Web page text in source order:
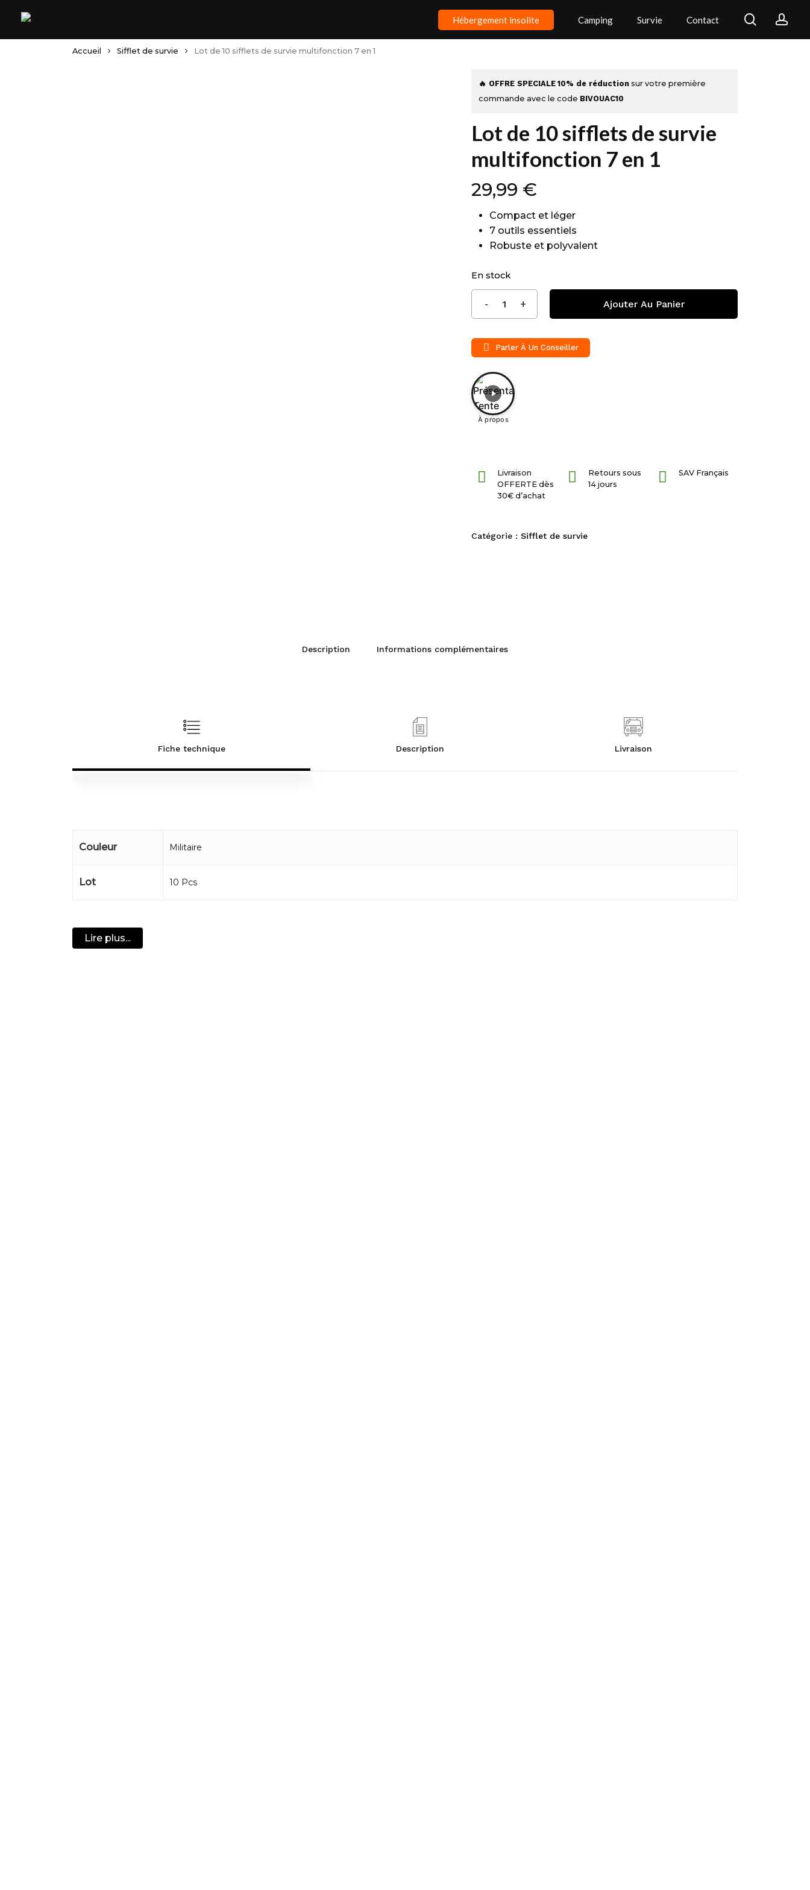
main
Hébergement insolite Camping Survie Contact search
Accueil Sifflet de survie Lot de 10 sifflets de survie multifonction 7 en 1
🔥 OFFRE SPECIALE 10% de réduction sur votre première
commande avec le code BIVOUAC10
Lot de 10 sifflets de survie
multifonction 7 en 1
29,99 €
Compact et léger
7 outils essentiels
Robuste et polyvalent
En stock
Ajouter Au Panier
Parler À Un Conseiller
À propos
Livraison
OFFERTE dès
30€ d’achat
Retours sous
14 jours
SAV Français
Catégorie :Sifflet de survie
Description Informations complémentaires
Fiche technique Description Livraison
Dimensions : 63 x 30mm
Poids : 20g
Couleur Militaire
Lot 10 Pcs
Lire plus...